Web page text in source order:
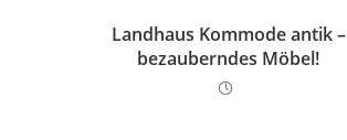
Landhaus Kommode antik –
bezauberndes Möbel!